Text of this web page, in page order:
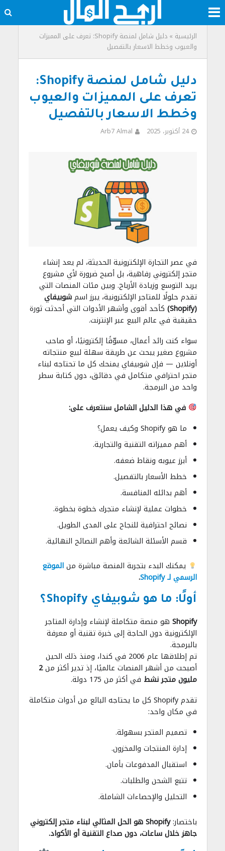
الرئيسية »
دليل شامل لمنصة Shopify: تعرف على المميزات
والعيوب وخطط الاسعار بالتفصيل
دليل شامل لمنصة Shopify:
تعرف على المميزات والعيوب
وخطط الاسعار بالتفصيل
24 أكتوبر، 2025 Arb7 Almal
في عصر التجارة الإلكترونية الحديثة، لم يعد إنشاء
متجر إلكتروني رفاهية، بل أصبح ضرورة لأي مشروع
يريد التوسع وزيادة الأرباح. وبين مئات المنصات التي
تقدم حلولًا للمتاجر الإلكترونية، يبرز اسمشوبيفاي
(Shopify)
كأحد أقوى وأشهر الأدوات التي أحدثت ثورة
حقيقية في عالم البيع عبر الإنترنت.
سواء كنت رائد أعمال، مسوّقًا إلكترونيًا، أو صاحب
مشروع صغير يبحث عن طريقة سهلة لبيع منتجاته
أونلاين — فإن شوبيفاي يمنحك كل ما تحتاجه لبناء
متجر احترافي متكامل في دقائق، دون كتابة سطر
واحد من البرمجة.
في هذا الدليل الشامل سنتعرف على:
ما هو Shopify وكيف يعمل؟
أهم مميزاته التقنية والتجارية.
أبرز عيوبه ونقاط ضعفه.
خطط الأسعار بالتفصيل.
أهم بدائله المنافسة.
خطوات عملية لإنشاء متجرك خطوة بخطوة.
نصائح احترافية للنجاح على المدى الطويل.
قسم الأسئلة الشائعة وأهم النصائح النهائية.
يمكنك البدء بتجربة المنصة مباشرة منالموقع
الرسمي لـ Shopify
.
أولًا: ما هو شوبيفاي Shopify؟
Shopify هو منصة متكاملة لإنشاء وإدارة المتاجر
الإلكترونية دون الحاجة إلى خبرة تقنية أو معرفة
بالبرمجة.
تم إطلاقها عام 2006 في كندا، ومنذ ذلك الحين
أصبحت من أشهر المنصات عالميًا، إذ تدير أكثر من2
مليون متجر نشط في أكثر من 175 دولة.
تقدم Shopify كل ما يحتاجه البائع من أدوات متكاملة
في مكان واحد:
تصميم المتجر بسهولة.
إدارة المنتجات والمخزون.
استقبال المدفوعات بأمان.
تتبع الشحن والطلبات.
التحليل والإحصاءات الشاملة.
باختصار:
Shopify هو الحل المثالي لبناء متجر إلكتروني
جاهز خلال ساعات، دون صداع التقنية أو الأكواد.